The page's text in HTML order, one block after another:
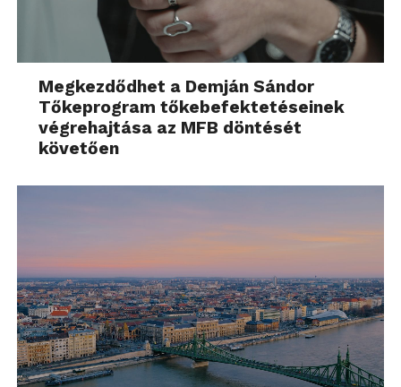
Megkezdődhet a Demján Sándor
Tőkeprogram tőkebefektetéseinek
végrehajtása az MFB döntését
követően